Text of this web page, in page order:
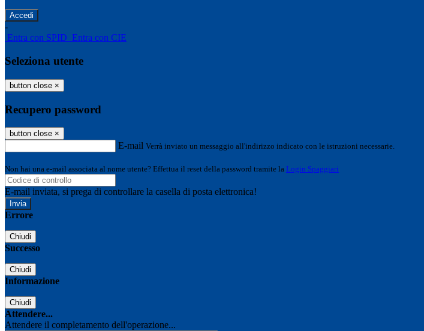
-
Entra con SPID Entra con CIE
Seleziona utente
button close ×
Recupero password
button close ×
E-mail Verrà inviato un messaggio all'indirizzo indicato con le istruzioni necessarie.
Non hai una e-mail associata al nome utente? Effettua il reset della password tramite la Login Spaggiari
E-mail inviata, si prega di controllare la casella di posta elettronica!
Errore
Chiudi
Successo
Chiudi
Informazione
Chiudi
Attendere...
Attendere il completamento dell'operazione...